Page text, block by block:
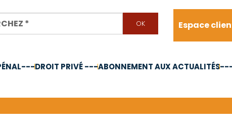
Espace
DROIT PRIVÉ ---ABONNEMENT AUX ACTUALITÉS---